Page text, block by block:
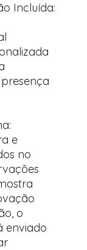
Incluída:
e
no
o
enviado